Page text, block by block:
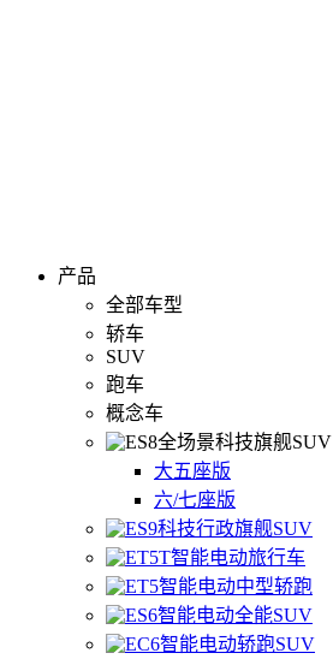
产品
全部车型
轿车
SUV
跑车
概念车
全场景科技旗舰SUV
大五座版
六/七座版
科技行政旗舰SUV
智能电动旅行车
智能电动中型轿跑
智能电动全能SUV
智能电动轿跑SUV